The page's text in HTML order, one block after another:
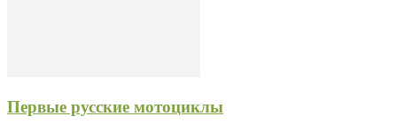
Первые русские мотоциклы